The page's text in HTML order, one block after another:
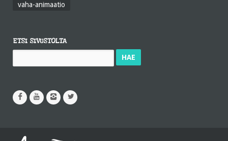
vaha-animaatio
ETSI SIVUSTOLTA